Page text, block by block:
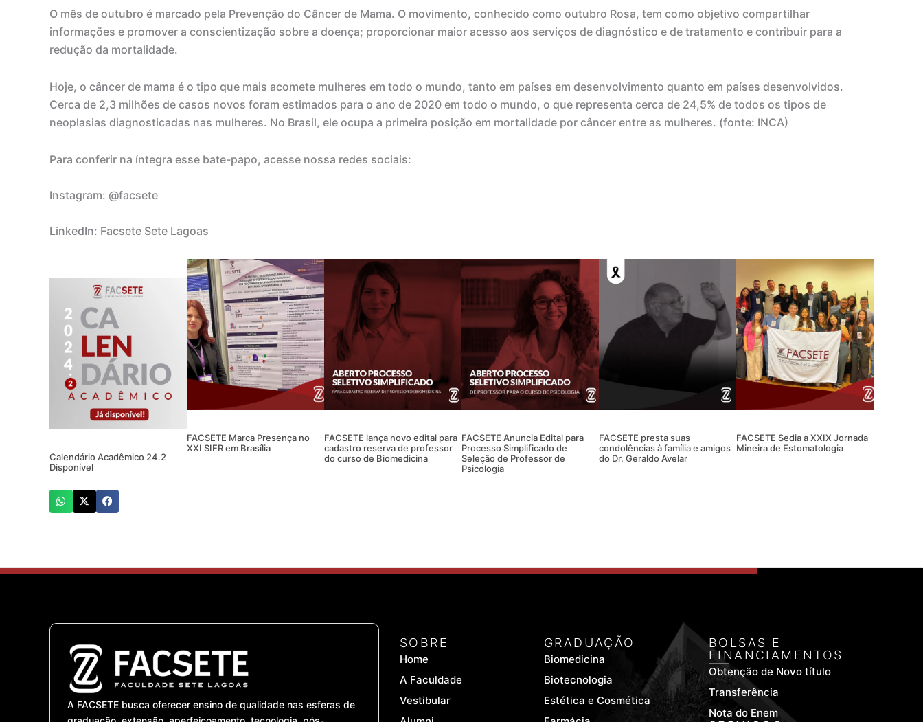
O mês de outubro é marcado pela Prevenção do Câncer de Mama. O movimento, conhecido como outubro Rosa, tem como objetivo compartilhar
informações e promover a conscientização sobre a doença; proporcionar maior acesso aos serviços de diagnóstico e de tratamento e contribuir para a
redução da mortalidade.
Hoje, o câncer de mama é o tipo que mais acomete mulheres em todo o mundo, tanto em países em desenvolvimento quanto em países desenvolvidos.
Cerca de 2,3 milhões de casos novos foram estimados para o ano de 2020 em todo o mundo, o que representa cerca de 24,5% de todos os tipos de
neoplasias diagnosticadas nas mulheres. No Brasil, ele ocupa a primeira posição em mortalidade por câncer entre as mulheres. (fonte: INCA)
Para conferir na íntegra esse bate-papo, acesse nossa redes sociais:
Instagram: @facsete
LinkedIn: Facsete Sete Lagoas
Calendário Acadêmico 24.2
Disponível
FACSETE Marca Presença no
XXI SIFR em Brasília
FACSETE lança novo edital para
cadastro reserva de professor
do curso de Biomedicina
FACSETE Anuncia Edital para
Processo Simplificado de
Seleção de Professor de
Psicologia
FACSETE presta suas
condolências à família e amigos
do Dr. Geraldo Avelar
FACSETE Sedia a XXIX Jornada
Mineira de Estomatologia
A FACSETE busca oferecer ensino de qualidade nas esferas de
SOBRE
Home
A Faculdade
Vestibular
GRADUAÇÃO
Biomedicina
Biotecnologia
Estética e Cosmética
BOLSAS E
FINANCIAMENTOS
Obtenção de Novo título
Transferência
Nota do Enem